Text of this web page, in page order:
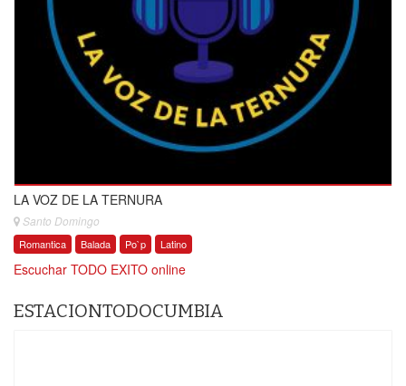
LA VOZ DE LA TERNURA
Santo Domingo
Romantica Balada Po`p Latino
Escuchar TODO EXITO online
ESTACIONTODOCUMBIA